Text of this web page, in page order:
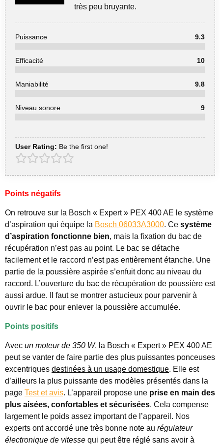
très peu bruyante.
Puissance 9.3
Efficacité 10
Maniabilité 9.8
Niveau sonore 9
User Rating: Be the first one!
Points négatifs
On retrouve sur la Bosch « Expert » PEX 400 AE le système
d’aspiration qui équipe la Bosch 06033A3000. Ce système
d’aspiration fonctionne bien, mais la fixation du bac de
récupération n’est pas au point. Le bac se détache
facilement et le raccord n’est pas entièrement étanche. Une
partie de la poussière aspirée s’enfuit donc au niveau du
raccord. L’ouverture du bac de récupération de poussière est
aussi ardue. Il faut se montrer astucieux pour parvenir à
ouvrir le bac pour enlever la poussière accumulée.
Points positifs
Avec un moteur de 350 W, la Bosch « Expert » PEX 400 AE
peut se vanter de faire partie des plus puissantes ponceuses
excentriques destinées à un usage domestique. Elle est
d’ailleurs la plus puissante des modèles présentés dans la
page Test et avis. L’appareil propose une prise en main des
plus aisées, confortables et sécurisées. Cela compense
largement le poids assez important de l’appareil. Nos
experts ont accordé une très bonne note au régulateur
électronique de vitesse qui peut être réglé sans avoir à